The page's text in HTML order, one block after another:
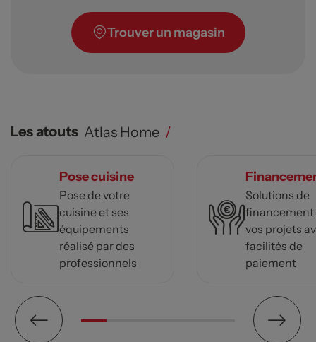
Trouver un magasin
Les atouts Atlas Home /
Pose cuisine
Pose de votre
cuisine et ses
équipements
réalisé par des
professionnels
Solutions de
financement
vos projets
facilités de
paiement